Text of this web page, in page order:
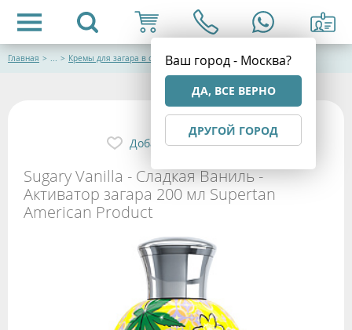
Ваш город - Москва?
ДА, ВСЕ ВЕРНО
ДРУГОЙ ГОРОД
Главная > ... > Кремы для загара в солярии
Sugary Vanilla - Сладкая Ваниль -
Активатор загара 200 мл Supertan
American Product
Добавить в избранное